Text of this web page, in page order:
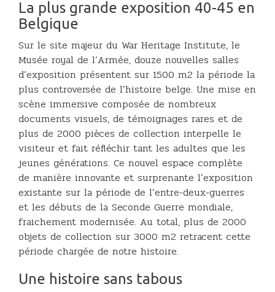
La plus grande exposition 40-45 en
Belgique
Sur le site majeur du War Heritage Institute, le
Musée royal de l’Armée, douze nouvelles salles
d’exposition présentent sur 1500 m2 la période la
plus controversée de l’histoire belge. Une mise en
scène immersive composée de nombreux
documents visuels, de témoignages rares et de
plus de 2000 pièces de collection interpelle le
visiteur et fait réfléchir tant les adultes que les
jeunes générations. Ce nouvel espace complète
de manière innovante et surprenante l’exposition
existante sur la période de l’entre-deux-guerres
et les débuts de la Seconde Guerre mondiale,
fraichement modernisée. Au total, plus de 2000
objets de collection sur 3000 m2 retracent cette
période chargée de notre histoire.
Une histoire sans tabous